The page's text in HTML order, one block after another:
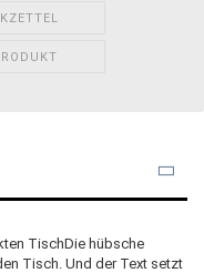
TischDie hübsche
Tisch. Und der Text setzt